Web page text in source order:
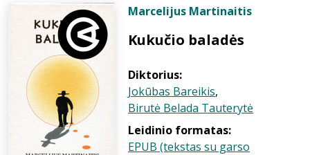
Marcelijus Martinaitis
Kukučio baladės
Diktorius:
Jokūbas Bareikis,
Birutė Belada Tauterytė
Leidinio formatas:
EPUB (tekstas su garso